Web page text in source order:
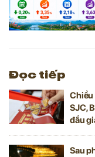
Đọc tiếp
Chiều
SJC,
đầu
Sau